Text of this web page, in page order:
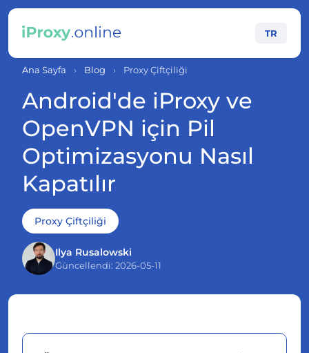
TR
Ana Sayfa › Blog › Proxy Çiftçiliği
Android'de iProxy ve
OpenVPN için Pil
Optimizasyonu Nasıl
Kapatılır
Proxy Çiftçiliği
Ilya Rusalowski
Güncellendi: 2026-05-11